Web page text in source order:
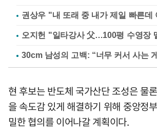
권상우 "내 또래 중 내가 제일 빠른
오지헌 "일타강사 父…100평 수영장
현 후보는 반도체 국가산단 조성은 물
을 속도감 있게 해결하기 위해 중앙정
밀한 협의를 이어나갈 계획이다.